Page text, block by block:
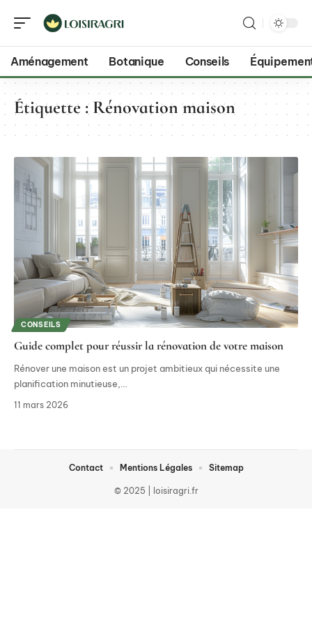
Aménagement Botanique Conseils
Étiquette :Rénovation maison
CONSEILS
Guide complet pour réussir la rénovation de votre maison
Rénover une maison est un projet ambitieux qui nécessite une
planification minutieuse,
11 mars 2026
© 2025 | loisiragri.fr
Contact Mentions Légales Sitemap